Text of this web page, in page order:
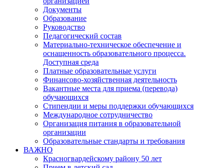
Документы
Образование
Руководство
Педагогический состав
Материально-техническое обеспечение и
оснащенность образовательного процесса.
Доступная среда
Платные образовательные услуги
Финансово-хозяйственная деятельность
Вакантные места для приема (перевода)
обучающихся
Стипендии и меры поддержки обучающихся
Международное сотрудничество
Организация питания в образовательной
организации
Образовательные стандарты и требования
ВАЖНО
Красногвардейскому району 50 лет